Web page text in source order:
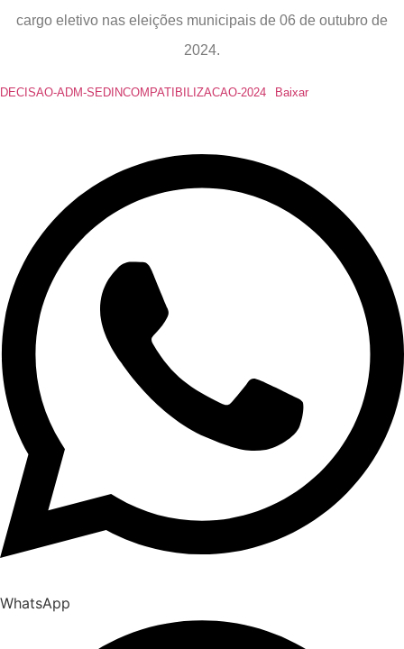
cargo eletivo nas eleições municipais de 06 de outubro de
2024.
DECISAO-ADM-SEDINCOMPATIBILIZACAO-2024 Baixar
WhatsApp